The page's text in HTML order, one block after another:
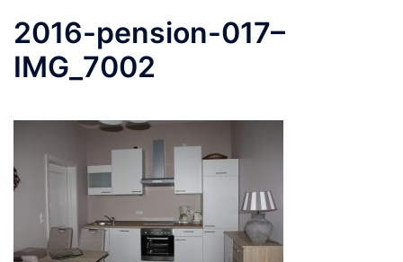
2016-pension-017–
IMG_7002